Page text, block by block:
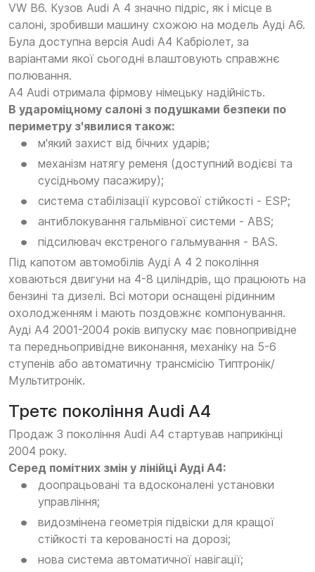
VW B6. Кузов Audi A 4 значно підріс, як і місце в
салоні, зробивши машину схожою на модель Ауді А6.
Була доступна версія Audi A4 Кабріолет, за
варіантами якої сьогодні влаштовують справжнє
полювання.
А4 Audi отримала фірмову німецьку надійність.
В удароміцному салоні з подушками безпеки по
периметру з'явилися також:
м'який захист від бічних ударів;
механізм натягу ременя (доступний водієві та
сусідньому пасажиру);
система стабілізації курсової стійкості - ESP;
антиблокування гальмівної системи - ABS;
підсилювач екстреного гальмування - BAS.
Під капотом автомобілів Ауді А 4 2 покоління
ховаються двигуни на 4-8 циліндрів, що працюють на
бензині та дизелі. Всі мотори оснащені рідинним
охолодженням і мають поздовжнє компонування.
Ауді А4 2001-2004 років випуску має повнопривідне
та передньопривідне виконання, механіку на 5-6
ступенів або автоматичну трансмісію Типтронік/
Мультитронік.
Третє покоління Audi A4
Продаж 3 покоління Audi A4 стартував наприкінці
2004 року.
Серед помітних змін у лінійці Ауді А4:
доопрацьовані та вдосконалені установки
управління;
видозмінена геометрія підвіски для кращої
стійкості та керованості на дорозі;
нова система автоматичної навігації;